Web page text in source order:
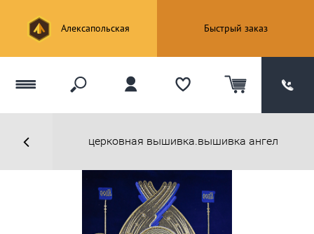
Алексапольская Быстрый заказ
церковная вышивка.вышивка ангел